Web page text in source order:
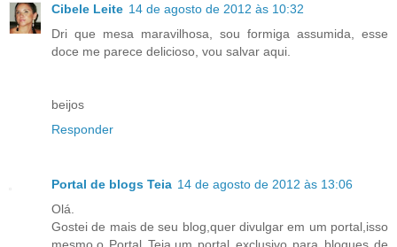
Cibele Leite 14 de agosto de 2012 às 10:32
Dri que mesa maravilhosa, sou formiga assumida, esse
doce me parece delicioso, vou salvar aqui.
beijos
Responder
Portal de blogs Teia 14 de agosto de 2012 às 13:06
Olá.
Gostei de mais de seu blog,quer divulgar em um portal,isso
mesmo,o Portal Teia,um portal exclusivo para blogues de